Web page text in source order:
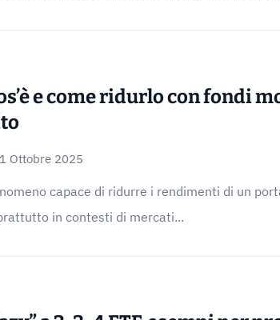
e come ridurlo con fondi
1 Ottobre 2025
capace di ridurre i rendimenti di un
in contesti di mercati...